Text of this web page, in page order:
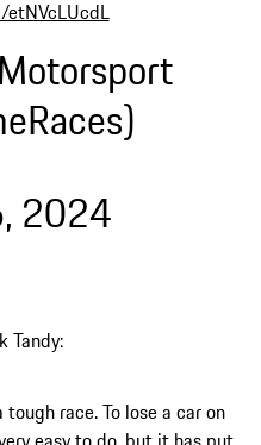
2024
Tandy:
race. To lose a car on